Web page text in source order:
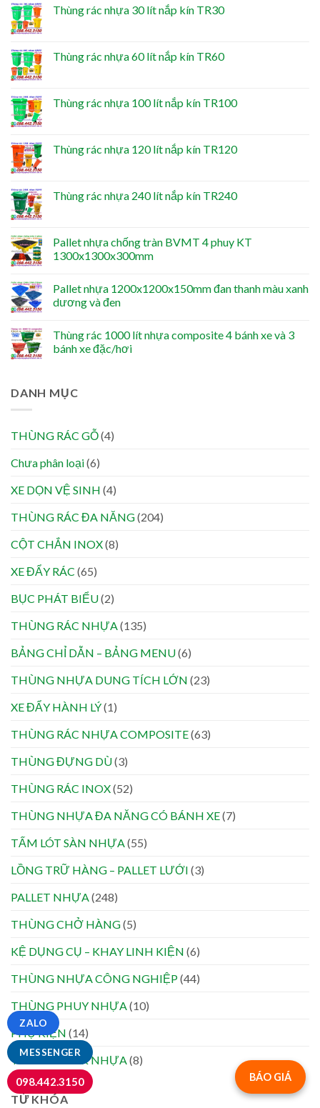
Thùng rác nhựa 30 lít nắp kín TR30
Thùng rác nhựa 60 lít nắp kín TR60
Thùng rác nhựa 100 lít nắp kín TR100
Thùng rác nhựa 120 lít nắp kín TR120
Thùng rác nhựa 240 lít nắp kín TR240
Pallet nhựa chống tràn BVMT 4 phuy KT
1300x1300x300mm
Pallet nhựa 1200x1200x150mm đan thanh màu xanh
dương và đen
Thùng rác 1000 lít nhựa composite 4 bánh xe và 3
bánh xe đặc/hơi
DANH MỤC
THÙNG RÁC GỖ(4)
Chưa phân loại(6)
XE DỌN VỆ SINH (4)
THÙNG RÁC ĐA NĂNG(204)
CỘT CHẮN INOX(8)
XE ĐẨY RÁC (65)
BỤC PHÁT BIỂU(2)
THÙNG RÁC NHỰA(135)
BẢNG CHỈ DẪN – BẢNG MENU(6)
THÙNG NHỰA DUNG TÍCH LỚN (23)
XE ĐẨY HÀNH LÝ(1)
THÙNG RÁC NHỰA COMPOSITE(63)
THÙNG ĐỰNG DÙ(3)
THÙNG RÁC INOX(52)
THÙNG NHỰA ĐA NĂNG CÓ BÁNH XE(7)
TẤM LÓT SÀN NHỰA(55)
LỒNG TRỮ HÀNG – PALLET LƯỚI (3)
PALLET NHỰA(248)
THÙNG CHỞ HÀNG(5)
KỆ DỤNG CỤ – KHAY LINH KIỆN (6)
THÙNG NHỰA CÔNG NGHIỆP(44)
THÙNG PHUY NHỰA(10)
PHỤ KIỆN (14)
THÙNG TANK NHỰA(8)
TỪ KHÓA
BÁO GIÁ
MESSENGER
ZALO
098.442.3150